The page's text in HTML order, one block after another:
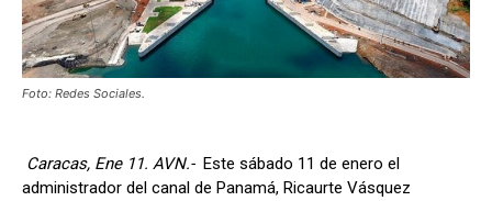
Foto: Redes Sociales.
Caracas, Ene 11. AVN.- Este sábado 11 de enero el
administrador del canal de Panamá, Ricaurte Vásquez